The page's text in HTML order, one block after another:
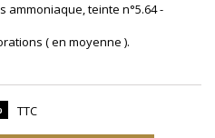
ammoniaque, teinte n°5.64 -
( en moyenne ).
TTC